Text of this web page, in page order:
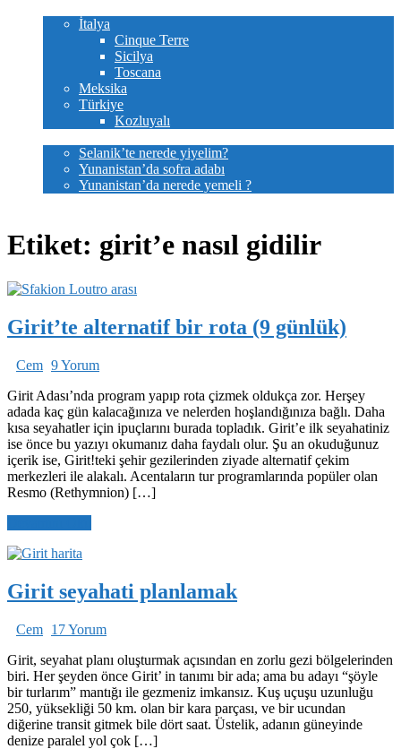
İtalya
Cinque Terre
Sicilya
Toscana
Meksika
Türkiye
Kozluyalı
Selanik’te nerede yiyelim?
Yunanistan’da sofra adabı
Yunanistan’da nerede yemeli ?
Etiket: girit’e nasıl gidilir
Girit’te alternatif bir rota (9 günlük)
Cem 9 Yorum
Girit Adası’nda program yapıp rota çizmek oldukça zor. Herşey
adada kaç gün kalacağınıza ve nelerden hoşlandığınıza bağlı. Daha
kısa seyahatler için ipuçlarını burada topladık. Girit’e ilk seyahatiniz
ise önce bu yazıyı okumanız daha faydalı olur. Şu an okuduğunuz
içerik ise, Girit!teki şehir gezilerinden ziyade alternatif çekim
merkezleri ile alakalı. Acentaların tur programlarında popüler olan
Resmo (Rethymnion) […]
Girit seyahati planlamak
Cem 17 Yorum
Girit, seyahat planı oluşturmak açısından en zorlu gezi bölgelerinden
biri. Her şeyden önce Girit’ in tanımı bir ada; ama bu adayı “şöyle
bir turlarım” mantığı ile gezmeniz imkansız. Kuş uçuşu uzunluğu
250, yüksekliği 50 km. olan bir kara parçası, ve bir ucundan
diğerine transit gitmek bile dört saat. Üstelik, adanın güneyinde
denize paralel yol çok […]